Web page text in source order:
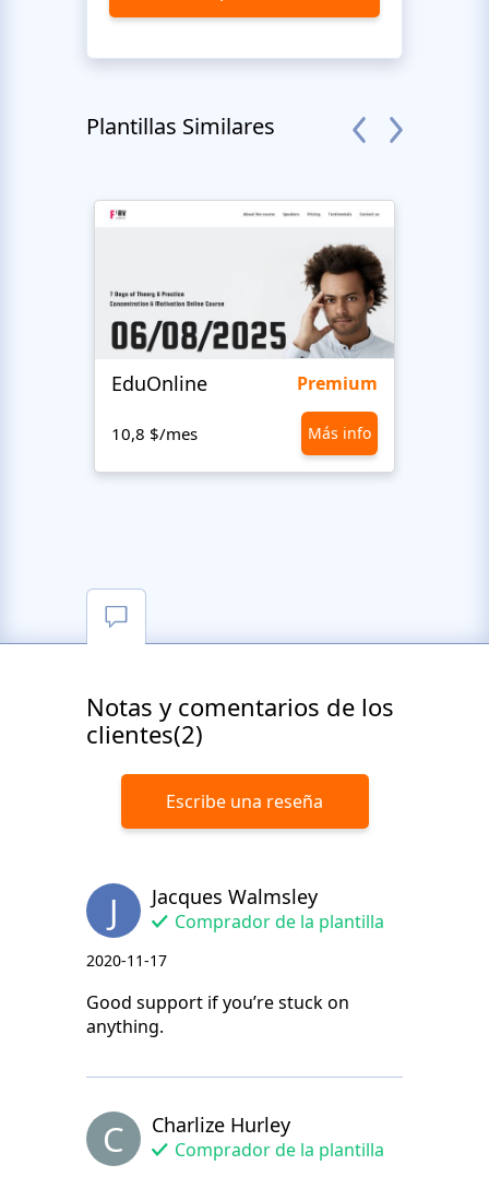
Plantillas Similares
EduOnline Premium
10,8 $/mes Más info
Notas y comentarios de los
clientes(2)
Escribe una reseña
J Jacques Walmsley
Comprador de la plantilla
2020-11-17
Good support if you’re stuck on
anything.
C Charlize Hurley
Comprador de la plantilla